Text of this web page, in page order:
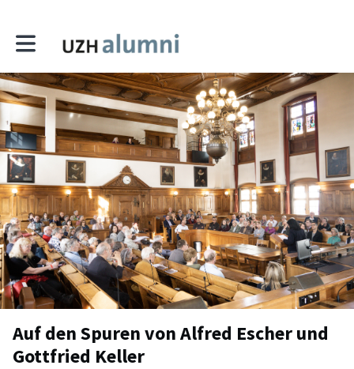
Toggle main navigation
Auf den Spuren von Alfred Escher und
Gottfried Keller